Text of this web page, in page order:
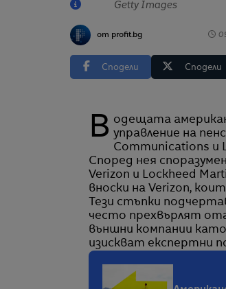
Getty Images
от profit.bg
Сподели Сподели
Водещата американска банкова институция Goldman Sachs е спечелила договори за управление на
Communications и
Според нея
Verizon и Lockheed
вноски на Verizon,
Тези стъпки
често прехвърлят
външни компании
изискват експертни